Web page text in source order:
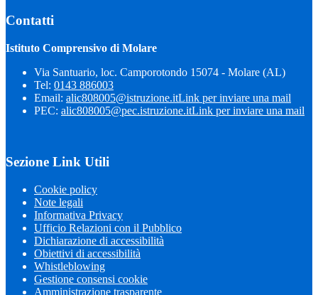
Contatti
Istituto Comprensivo di Molare
Via Santuario, loc. Camporotondo 15074 - Molare (AL)
Tel: 0143 886003
Email: alic808005@istruzione.itLink per inviare una mail
PEC: alic808005@pec.istruzione.itLink per inviare una mail
Sezione Link Utili
Cookie policy
Note legali
Informativa Privacy
Ufficio Relazioni con il Pubblico
Dichiarazione di accessibilità
Obiettivi di accessibilità
Whistleblowing
Gestione consensi cookie
Amministrazione trasparente